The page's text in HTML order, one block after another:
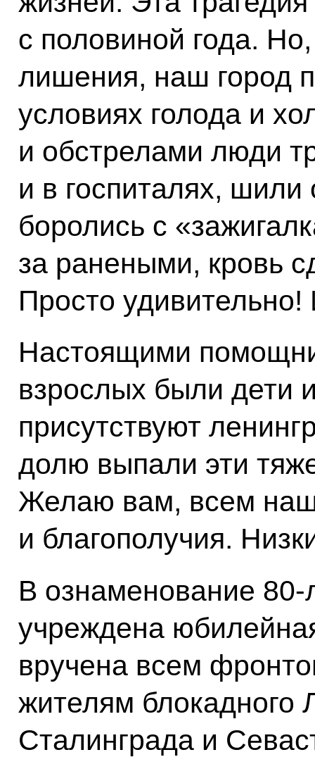
с половиной года.
лишения, наш город
условиях голода и
и обстрелами люди
и в госпиталях,
боролись с
за ранеными, кровь
Просто
Настоящими
взрослых были дети
присутствуют
долю выпали эти
Желаю вам, всем
и благополучия.
В ознаменование
учреждена
вручена всем
жителям блокадного
Сталинграда и